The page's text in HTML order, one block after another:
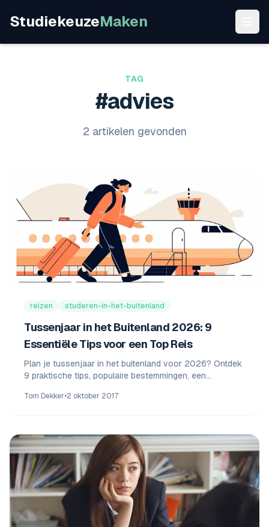
StudiekeuzeMaken
TAG
#advies
2 artikelen gevonden
reizen studeren-in-het-buitenland
Tussenjaar in het Buitenland 2026: 9
Essentiële Tips voor een Top Reis
Plan je tussenjaar in het buitenland voor 2026? Ontdek
9 praktische tips, populaire bestemmingen, een
Tom Dekker•2 oktober 2017